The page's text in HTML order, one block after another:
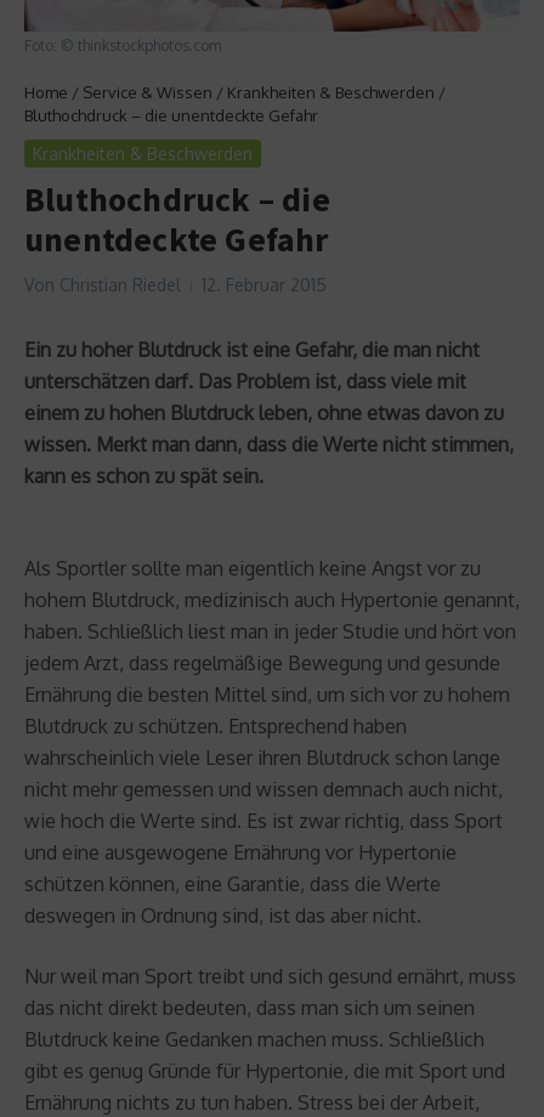
Foto: © thinkstockphotos.com
Home / Service & Wissen / Krankheiten & Beschwerden /
Bluthochdruck – die unentdeckte Gefahr
Krankheiten & Beschwerden
Bluthochdruck – die
unentdeckte Gefahr
Von Christian Riedel 12. Februar 2015
Ein zu hoher Blutdruck ist eine Gefahr, die man nicht
unterschätzen darf. Das Problem ist, dass viele mit
einem zu hohen Blutdruck leben, ohne etwas davon zu
wissen. Merkt man dann, dass die Werte nicht stimmen,
kann es schon zu spät sein.
Als Sportler sollte man eigentlich keine Angst vor zu
hohem Blutdruck, medizinisch auch Hypertonie genannt,
haben. Schließlich liest man in jeder Studie und hört von
jedem Arzt, dass regelmäßige Bewegung und gesunde
Ernährung die besten Mittel sind, um sich vor zu hohem
Blutdruck zu schützen. Entsprechend haben
wahrscheinlich viele Leser ihren Blutdruck schon lange
nicht mehr gemessen und wissen demnach auch nicht,
wie hoch die Werte sind. Es ist zwar richtig, dass Sport
und eine ausgewogene Ernährung vor Hypertonie
schützen können, eine Garantie, dass die Werte
deswegen in Ordnung sind, ist das aber nicht.
Nur weil man Sport treibt und sich gesund ernährt, muss
das nicht direkt bedeuten, dass man sich um seinen
Blutdruck keine Gedanken machen muss. Schließlich
gibt es genug Gründe für Hypertonie, die mit Sport und
Ernährung nichts zu tun haben. Stress bei der Arbeit,